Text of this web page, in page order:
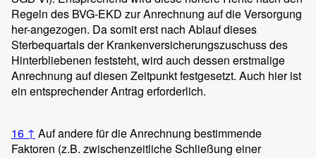
Regeln des BVG-EKD zur Anrechnung auf die Versorgung
her-angezogen. Da somit erst nach Ablauf dieses
Sterbequartals der Krankenversicherungszuschuss des
Hinterbliebenen feststeht, wird auch dessen erstmalige
Anrechnung auf diesen Zeitpunkt festgesetzt. Auch hier ist
ein entsprechender Antrag erforderlich.
16 ↑ Auf andere für die Anrechnung bestimmende
Faktoren (z.B. zwischenzeitliche Schließung einer